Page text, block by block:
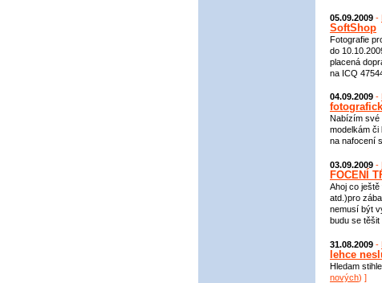
05.09.2009 -
SoftShop
Fotografie
do
placená
na ICQ
04.09.2009 -
Nabízím své
modelkám či
na nafocení
03.09.2009 -
FOCENÍ
Ahoj co
atd.)pro
nemusí být
budu se těšit
31.08.2009 -
lehce
Hledam
nových) ]